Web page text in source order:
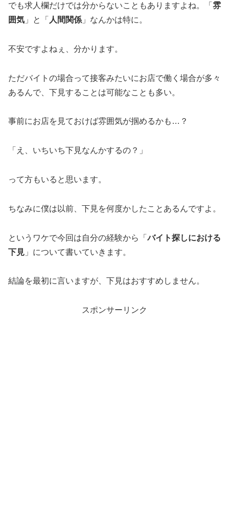
でも求人欄だけでは分からないこともありますよね。「 雰
囲気 」と「 人間関係 」なんかは特に。
不安ですよねぇ、分かります。
ただバイトの場合って接客みたいにお店で働く場合が多々
あるんで、下見することは可能なことも多い。
事前にお店を見ておけば雰囲気が掴めるかも…？
「え、いちいち下見なんかするの？」
って方もいると思います。
ちなみに僕は以前、下見を何度かしたことあるんですよ。
というワケで今回は自分の経験から「バイト探しにおける
下見 」について書いていきます。
結論を最初に言いますが、下見はおすすめしません。
スポンサーリンク